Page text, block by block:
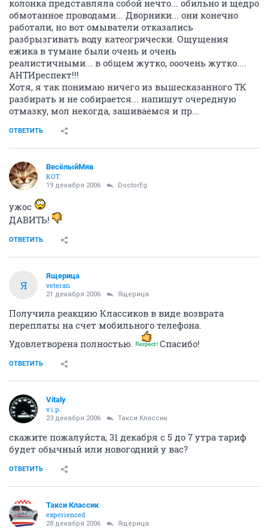
колонка представляла собой нечто... обильно и щедро
обмотанное проводами... Дворники... они конечно
работали, но вот омыватели отказались
разбрызгивать воду катеогрически. Ощущения
ежика в тумане были очень и очень
реалистичными... в общем жутко, ооочень жутко....
АНТИреспект!!!
Хотя, я так понимаю ничего из вышесказанного ТК
разбирать и не собирается... напишут очередную
отмазку, мол некогда, зашиваемся и пр...
ОТВЕТИТЬ
ВесёлыйМяв
КОТ
19 декабря 2006 DoctorEg
ужос
ДАВИТЬ!
ОТВЕТИТЬ
Я
Ящерица
veteran
21 декабря 2006 Ящерица
Получила реакцию Классиков в виде возврата
переплаты на счет мобильного телефона.
Удовлетворена полностью.
Спасибо!
ОТВЕТИТЬ
Vitaly
v.i.p.
23 декабря 2006 Такси Классик
скажите пожалуйста, 31 декабря с 5 до 7 утра тариф
будет обычный или новогодний у вас?
ОТВЕТИТЬ
Такси Классик
experienced
28 декабря 2006 Ящерица